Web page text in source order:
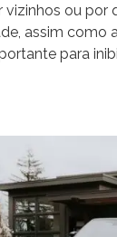
ou por
assim como
para